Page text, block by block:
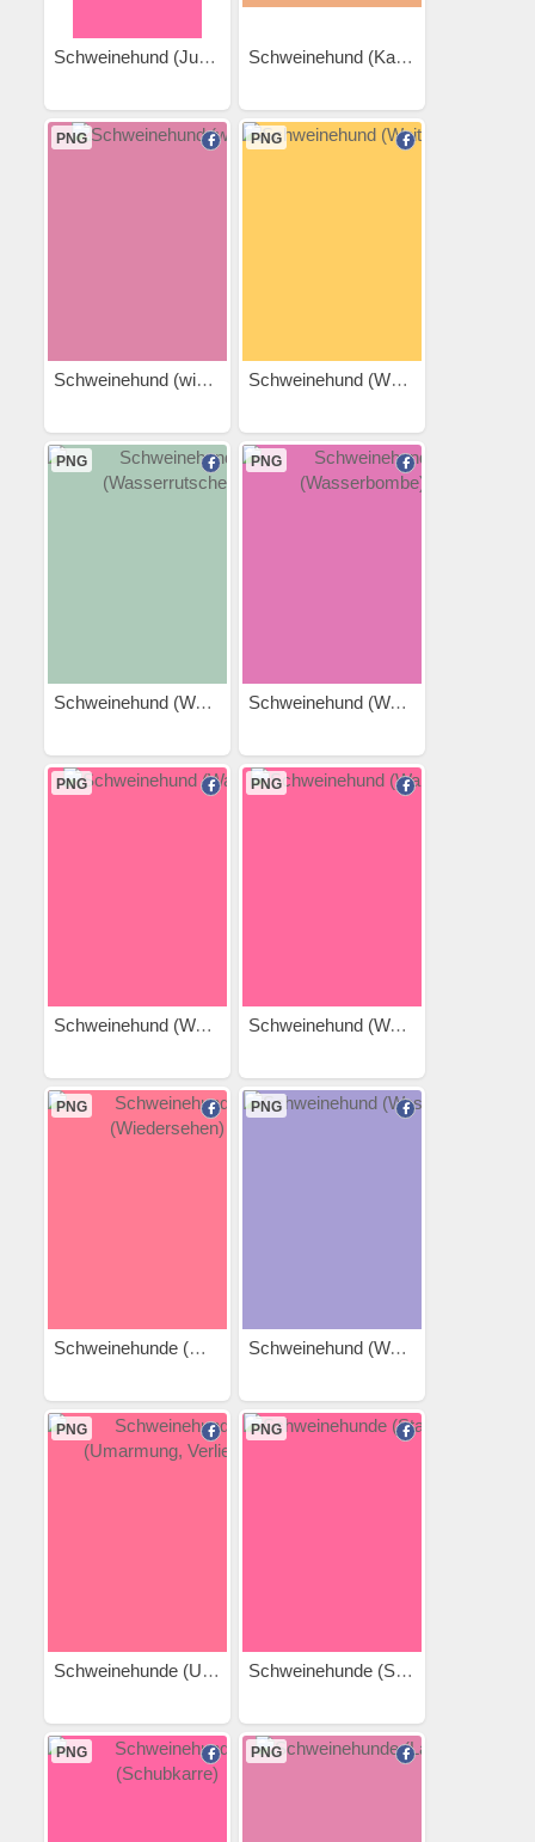
Schweinehund (Judo) Schweinehund (Kajak)
PNG
Schweinehund (winkt)
PNG
Schweinehund (Weitsprung)
PNG
Schweinehund (Wasserrutsche)
PNG
Schweinehund (Wasserbombe)
PNG
Schweinehund (Walken)
PNG
Schweinehund (Walken 2)
PNG
Schweinehunde (Wiedersehen)
PNG
Schweinehund (Wasserball)
PNG
Schweinehunde (Umarmung...
PNG
Schweinehunde (Staffellauf)
PNG PNG